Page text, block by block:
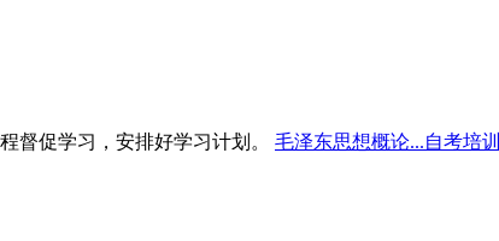
督促学习，安排好学习计划。 毛泽东思想概论...自考培训